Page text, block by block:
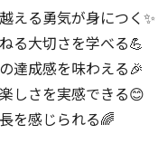
える勇気が身につく✨
る大切さを学べる💪
達成感を味わえる🎉
しさを実感できる😊
を感じられる🌈